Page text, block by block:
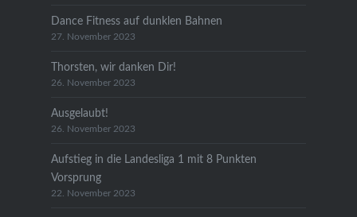
Dance Fitness auf dunklen Bahnen
27. November 2023
Thorsten, wir danken Dir!
26. November 2023
Ausgelaubt!
26. November 2023
Aufstieg in die Landesliga 1 mit 8 Punkten
Vorsprung
22. November 2023